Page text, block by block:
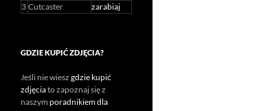
3 Cutcaster zarabiaj
GDZIE KUPIĆ ZDJĘCIA?
Jeśli nie wiesz gdzie kupić
zdjęciato zapoznaj się z
naszym poradnikiem dla